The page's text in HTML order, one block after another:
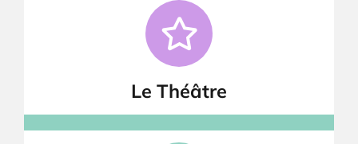
Le Théâtre